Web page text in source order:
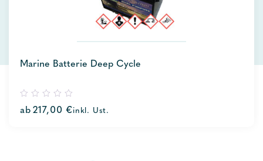
Marine Batterie Deep Cycle
out
ab 217,00€inkl. Ust.